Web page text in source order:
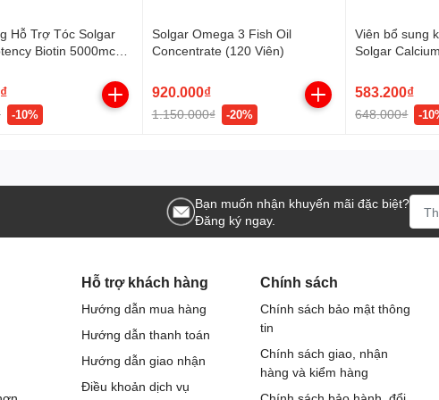
Hỗ Trợ Tóc Solgar
Biotin 5000mcg
-10%
Solgar Omega 3 Fish Oil
Concentrate (120 Viên)
920.000₫
1.150.000₫ -20%
Viên bổ sung
Solgar
(Hộp 100 viên)
583.200₫
648.000₫ -
Bạn muốn nhận khuyến mãi đặc biệt?
Đăng ký ngay.
Hỗ trợ khách hàng
Hướng dẫn mua hàng
Hướng dẫn thanh toán
Hướng dẫn giao nhận
Điều khoản dịch vụ
Chính sách
Chính sách bảo mật thông
tin
Chính sách giao, nhận
hàng và kiểm hàng